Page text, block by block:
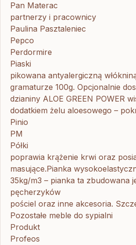
Pan Materac
partnerzy i pracownicy
Paulina Pasztaleniec
Pepco
Perdormire
Piaski
pikowana antyalergiczną
gramaturze 100g. Opcjonalnie
dzianiny ALOE GREEN POWER
dodatkiem żelu aloesowego –
Pinio
PM
Półki
poprawia krążenie krwi oraz
masujące.Pianka
35kg/m3 – pianka ta zbudowana
pęcherzyków
pościel oraz inne akcesoria.
Pozostałe meble do sypialni
Produkt
Profeos